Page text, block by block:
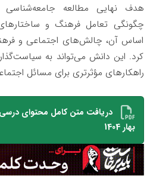
هدف نهایی مطالعه
چگونگی تعامل فرهنگ و
اساس آن، چالش‌های اجتماعی و
کرد. این دانش می‌تواند به
راهکارهای مؤثرتری برای مسائل
دریافت متن کامل محتوای
بهار 1404